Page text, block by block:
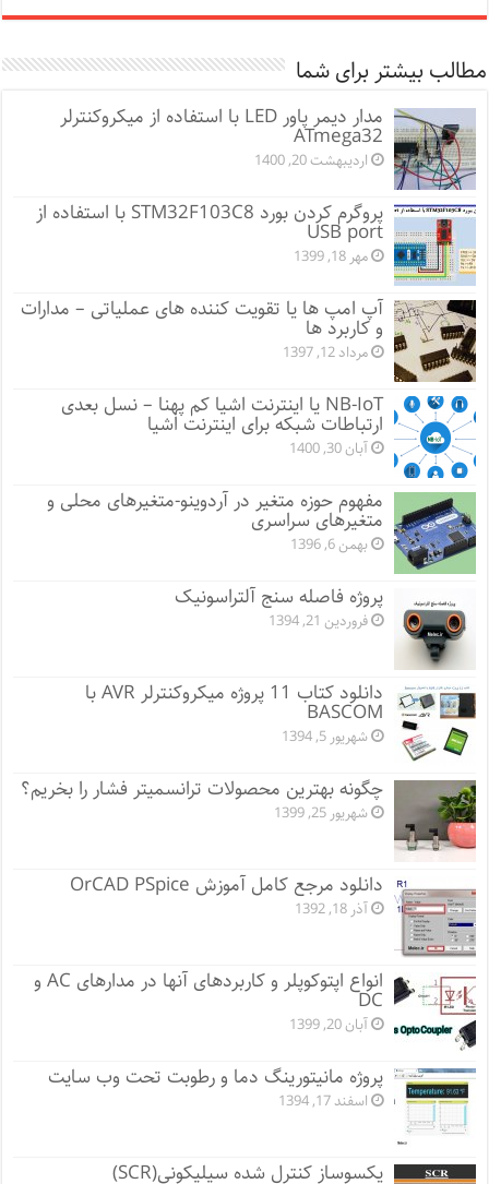
مطالب بیشتر برای شما
مدار دیمر پاور LED با استفاده از میکروکنترلر
ATmega32
اردیبهشت 20, 1400
پروگرم کردن بورد STM32F103C8 با استفاده از
USB port
مهر 18, 1399
آپ امپ ها یا تقویت کننده های عملیاتی – مدارات
و کاربرد ها
مرداد 12, 1397
NB-IoT یا اینترنت اشیا کم پهنا – نسل بعدی
ارتباطات شبکه برای اینترنت اشیا
آبان 30, 1400
مفهوم حوزه متغیر در آردوینو-متغیرهای محلی و
متغیرهای سراسری
بهمن 6, 1396
پروژه فاصله سنج آلتراسونیک
فروردین 21, 1394
دانلود کتاب 11 پروژه میکروکنترلر AVR با
BASCOM
شهریور 5, 1394
چگونه بهترین محصولات ترانسمیتر فشار را بخریم؟
شهریور 25, 1399
دانلود مرجع کامل آموزش OrCAD PSpice
آذر 18, 1392
انواع اپتوکوپلر و کاربردهای آنها در مدارهای AC و
DC
آبان 20, 1399
پروژه مانيتورينگ دما و رطوبت تحت وب سایت
اسفند 17, 1394
یکسوساز کنترل شده سیلیکونی(SCR)